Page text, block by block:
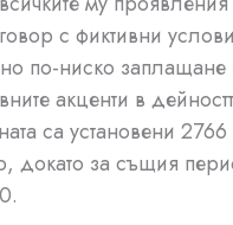
с фиктивни
по-ниско заплащане
акценти в
са установени 2766
докато за същия